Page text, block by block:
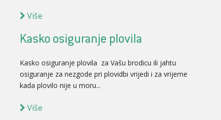
Više
Kasko osiguranje plovila
Kasko osiguranje plovila za Vašu brodicu ili jahtu
osiguranje za nezgode pri plovidbi vrijedi i za vrijeme
kada plovilo nije u moru...
Više